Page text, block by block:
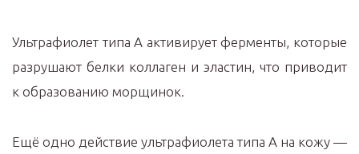
Ультрафиолет типа А активирует ферменты, которые
разрушают белки коллаген и эластин, что приводит
к образованию морщинок.
Ещё одно действие ультрафиолета типа А на кожу —